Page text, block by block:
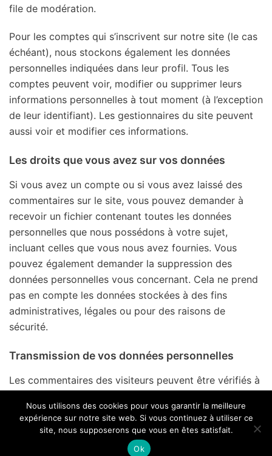
file de modération.
Pour les comptes qui s’inscrivent sur notre site (le cas
échéant), nous stockons également les données
personnelles indiquées dans leur profil. Tous les
comptes peuvent voir, modifier ou supprimer leurs
informations personnelles à tout moment (à l’exception
de leur identifiant). Les gestionnaires du site peuvent
aussi voir et modifier ces informations.
Les droits que vous avez sur vos données
Si vous avez un compte ou si vous avez laissé des
commentaires sur le site, vous pouvez demander à
recevoir un fichier contenant toutes les données
personnelles que nous possédons à votre sujet,
incluant celles que vous nous avez fournies. Vous
pouvez également demander la suppression des
données personnelles vous concernant. Cela ne prend
pas en compte les données stockées à des fins
administratives, légales ou pour des raisons de
sécurité.
Transmission de vos données personnelles
Les commentaires des visiteurs peuvent être vérifiés à
commentaires indésirables.
© Concours International de Cantiques Protestants
Nous utilisons des cookies pour vous garantir la meilleure
expérience sur notre site web. Si vous continuez à utiliser ce
site, nous supposerons que vous en êtes satisfait.
Ok